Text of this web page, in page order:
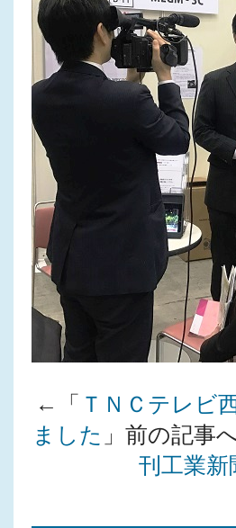
←「 ＴＮＣテレビ
ました 」前の記
刊工業